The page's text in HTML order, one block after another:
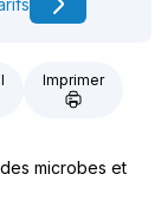
Imprimer
microbes et